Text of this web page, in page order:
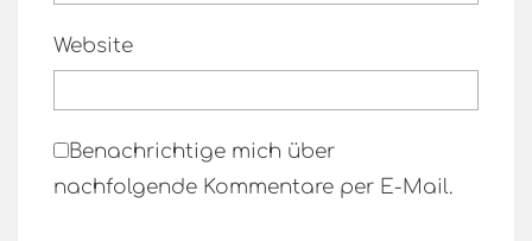
Website
Benachrichtige mich über
nachfolgende Kommentare per E-Mail.